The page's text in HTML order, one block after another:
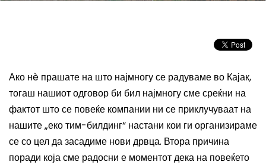
Ако нè прашате на што најмногу се радуваме во Кајак,
тогаш нашиот одговор би бил најмногу сме среќни на
фактот што се повеќе компании ни се приклучуваат на
нашите „еко тим-билдинг“ настани кои ги организираме
се со цел да засадиме нови дрвца. Втора причина
поради која сме радосни е моментот дека на повеќето